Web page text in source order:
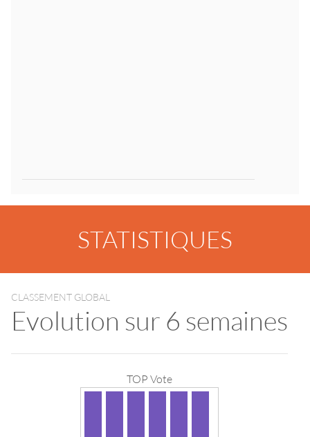
STATISTIQUES
CLASSEMENT GLOBAL
Evolution sur 6 semaines
TOP Vote